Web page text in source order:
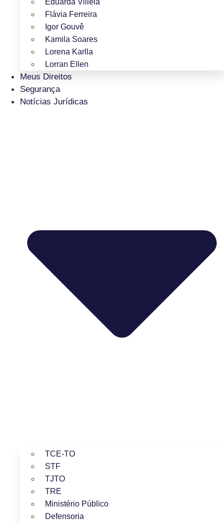
Eduarda Villela
Flávia Ferreira
Igor Gouvê
Kamila Soares
Lorena Karlla
Lorran Ellen
Meus Direitos
Segurança
Notícias Jurídicas
TCE-TO
STF
TJTO
TRE
Ministério Público
Defensoria